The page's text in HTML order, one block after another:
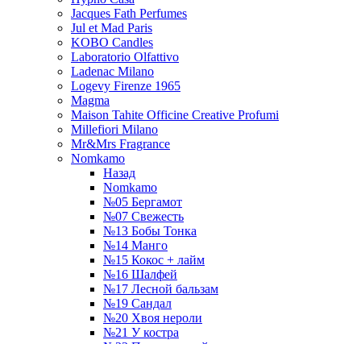
Jacques Fath Perfumes
Jul et Mad Paris
KOBO Candles
Laboratorio Olfattivo
Ladenac Milano
Logevy Firenze 1965
Magma
Maison Tahite Officine Creative Profumi
Millefiori Milano
Mr&Mrs Fragrance
Nomkamo
Назад
Nomkamo
№05 Бергамот
№07 Свежесть
№13 Бобы Тонка
№14 Манго
№15 Кокос + лайм
№16 Шалфей
№17 Лесной бальзам
№19 Сандал
№20 Хвоя нероли
№21 У костра